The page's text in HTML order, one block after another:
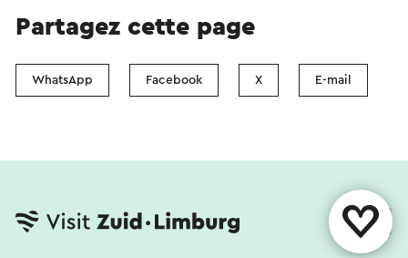
Partagez cette page
WhatsApp Facebook X E-mail